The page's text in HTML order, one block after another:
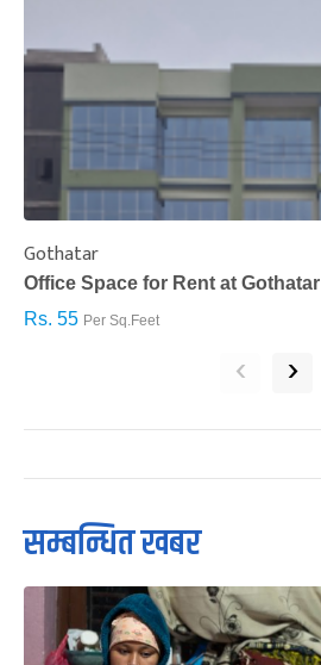
Gothatar
Office Space for Rent at Gothatar
Rs. 55 Per Sq.Feet
‹ ›
सम्बन्धित खबर